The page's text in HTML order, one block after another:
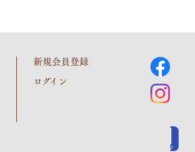
新規会員登録
ログイン